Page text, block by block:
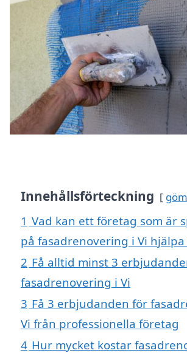
Innehållsförteckning
1 Vad kan ett företag som är
på fasadrenovering i Vi
2 Få alltid minst 3
fasadrenovering i Vi
3 Få 3 erbjudanden för
Vi från professionella företag
4 Hur mycket kostar